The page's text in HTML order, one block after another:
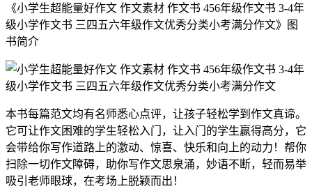
《小学生超能量好作文 作文素材 作文书 456年级作文书 3-4年
级小学作文书 三四五六年级作文优秀分类小考满分作文》图
书简介
本书每篇范文均有名师悉心点评，让孩子轻松学到作文真谛。
它可让作文困难的学生轻松入门，让入门的学生赢得高分，它
会带给你写作道路上的激动、惊喜、快乐和向上的动力！帮你
扫除一切作文障碍，助你写作文思泉涌，妙语不断，轻而易举
吸引老师眼球，在考场上脱颖而出！